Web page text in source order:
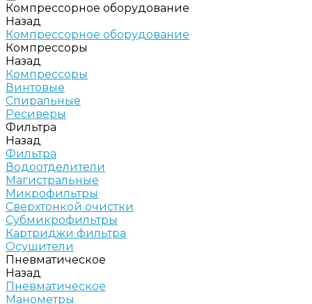
Компрессорное оборудование
Назад
Компрессорное оборудование
Компрессоры
Назад
Компрессоры
Винтовые
Спиральные
Ресиверы
Фильтра
Назад
Фильтра
Водоотделители
Магистральные
Микрофильтры
Сверхтонкой очистки
Субмикрофильтры
Картриджи фильтра
Осушители
Пневматическое
Назад
Пневматическое
Манометры